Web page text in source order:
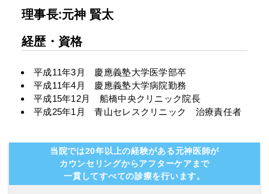
理事長:元神 賢太
経歴・資格
平成11年3月 慶應義塾大学医学部卒
平成11年4月 慶應義塾大学病院勤務
平成15年12月 船橋中央クリニック院長
平成25年1月 青山セレスクリニック 治療責任者
当院では20年以上の経験がある元神医師が
カウンセリングからアフターケアまで
一貫してすべての診療を行います。